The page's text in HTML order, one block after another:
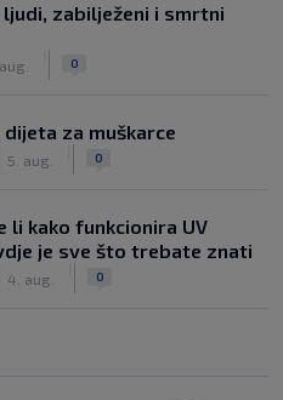
zabilježeni i smrtni
0
za muškarce
5. aug. 0
li kako funkcionira UV
je sve što trebate znati
4. aug. 0